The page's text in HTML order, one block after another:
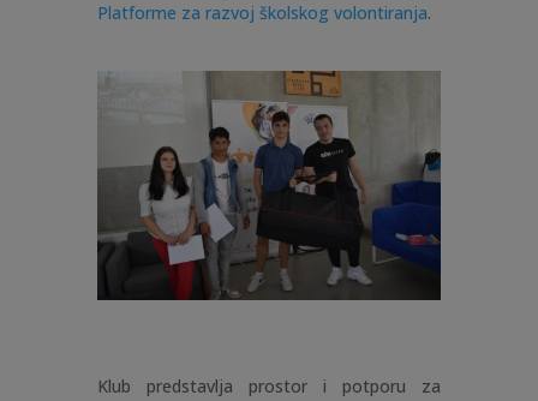
Platforme za razvoj školskog volontiranja.
Klub predstavlja prostor i potporu za